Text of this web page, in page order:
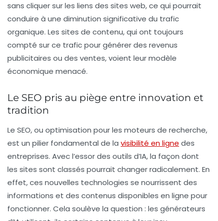
sans cliquer sur les liens des sites web, ce qui pourrait
conduire à une diminution significative du trafic
organique. Les sites de contenu, qui ont toujours
compté sur ce trafic pour générer des revenus
publicitaires ou des ventes, voient leur modèle
économique menacé.
Le SEO pris au piège entre innovation et
tradition
Le SEO, ou optimisation pour les moteurs de recherche,
est un pilier fondamental de la visibilité en ligne des
entreprises. Avec l’essor des outils d’IA, la façon dont
les sites sont classés pourrait changer radicalement. En
effet, ces nouvelles technologies se nourrissent des
informations et des contenus disponibles en ligne pour
fonctionner. Cela soulève la question : les générateurs